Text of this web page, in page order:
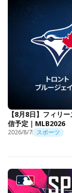
【8月8日】フィリ
信予定｜MLB2026
2026/8/7 スポーツ